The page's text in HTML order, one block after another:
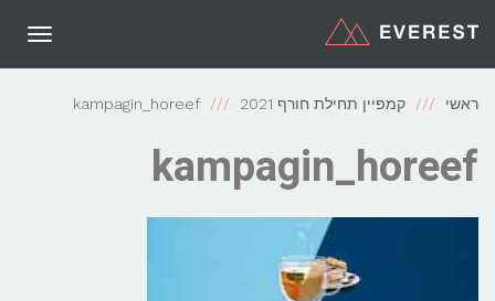
ראשי קמפיין תחילת חורף 2021 kampagin_horeef
kampagin_horeef